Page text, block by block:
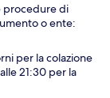
procedure di
o ente:
per la colazione
21:30 per la